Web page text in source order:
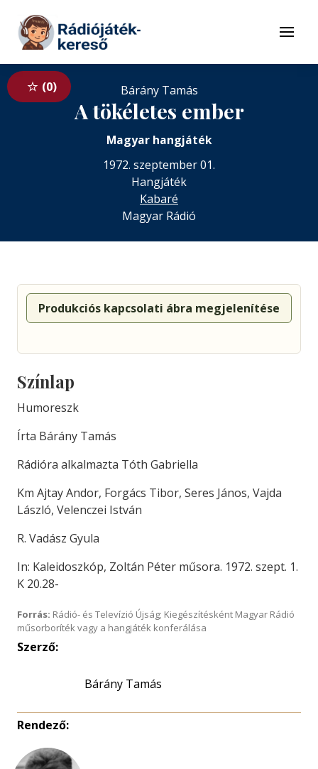
Tovább a tartalomhoz
Menü
0 Bárány Tamás
A tökéletes ember
Magyar hangjáték
1972. szeptember 01.
Hangjáték
Kabaré
Magyar Rádió
Produkciós kapcsolati ábra megjelenítése
Színlap
Humoreszk
Írta Bárány Tamás
Rádióra alkalmazta Tóth Gabriella
Km Ajtay Andor, Forgács Tibor, Seres János, Vajda
László, Velenczei István
R. Vadász Gyula
In: Kaleidoszkóp, Zoltán Péter műsora. 1972. szept. 1.
K 20.28-
Forrás: Rádió- és Televízió Újság; Kiegészítésként Magyar Rádió
műsorboríték vagy a hangjáték konferálása
Szerző:
Bárány Tamás
Rendező: